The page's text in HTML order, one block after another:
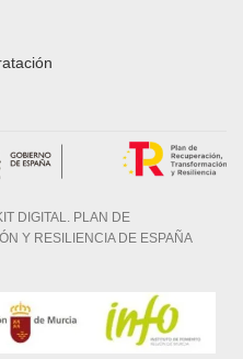
DIGITAL. PLAN DE
Y RESILIENCIA DE ESPAÑA